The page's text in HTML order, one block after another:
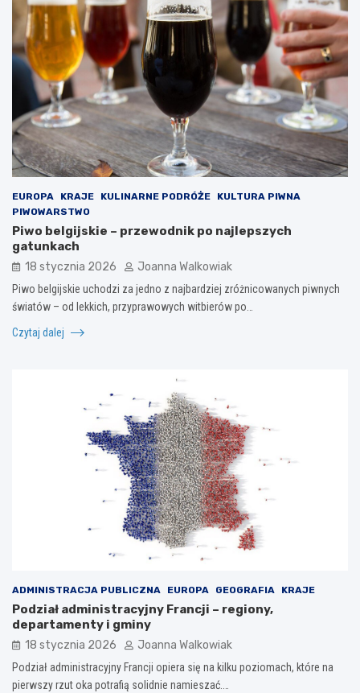
EUROPA KRAJE KULINARNE PODRÓŻE
KULTURA PIWNA
PIWOWARSTWO
Piwo belgijskie – przewodnik po najlepszych
gatunkach
18 stycznia 2026 Joanna Walkowiak
Piwo belgijskie uchodzi za jedno z najbardziej zróżnicowanych piwnych
światów – od lekkich, przyprawowych witbierów po…
Czytaj dalej
ADMINISTRACJA PUBLICZNA EUROPA GEOGRAFIA KRAJE
Podział administracyjny Francji – regiony,
departamenty i gminy
18 stycznia 2026 Joanna Walkowiak
Podział administracyjny Francji opiera się na kilku poziomach, które na
pierwszy rzut oka potrafią solidnie namieszać.…